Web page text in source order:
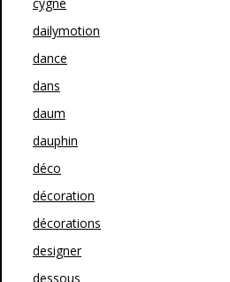
dailymotion
dance
dans
daum
dauphin
déco
décoration
décorations
designer
dessous